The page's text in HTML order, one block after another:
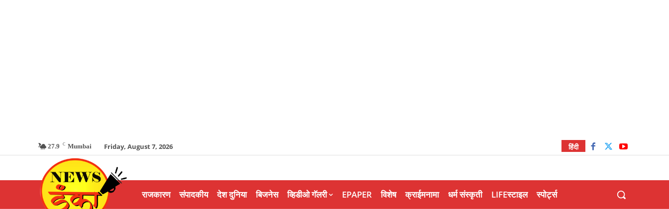
27.9 C Mumbai Friday, August 7, 2026 हिंदी
राजकारण संपादकीय देश दुनिया बिजनेस व्हिडीओ गॅलरी EPAPER विशेष क्राईमनामा धर्म संस्कृती LIFEस्टाइल स्पोर्ट्स